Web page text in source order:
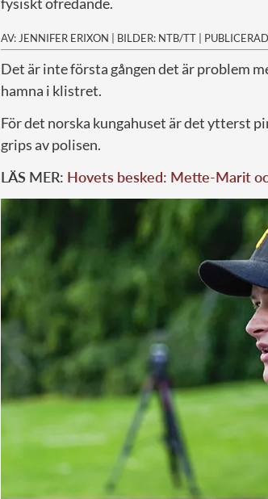
AV: JENNIFER ERIXON | BILDER: NTB/TT |
Det är inte första gången det är problem
hamna i klistret.
För det norska kungahuset är det ytterst
grips av polisen.
LÄS MER: Hovets besked: Mette-Marit